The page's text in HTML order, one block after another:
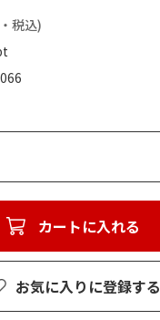
税込)
カートに入れる
お気に入りに登録する